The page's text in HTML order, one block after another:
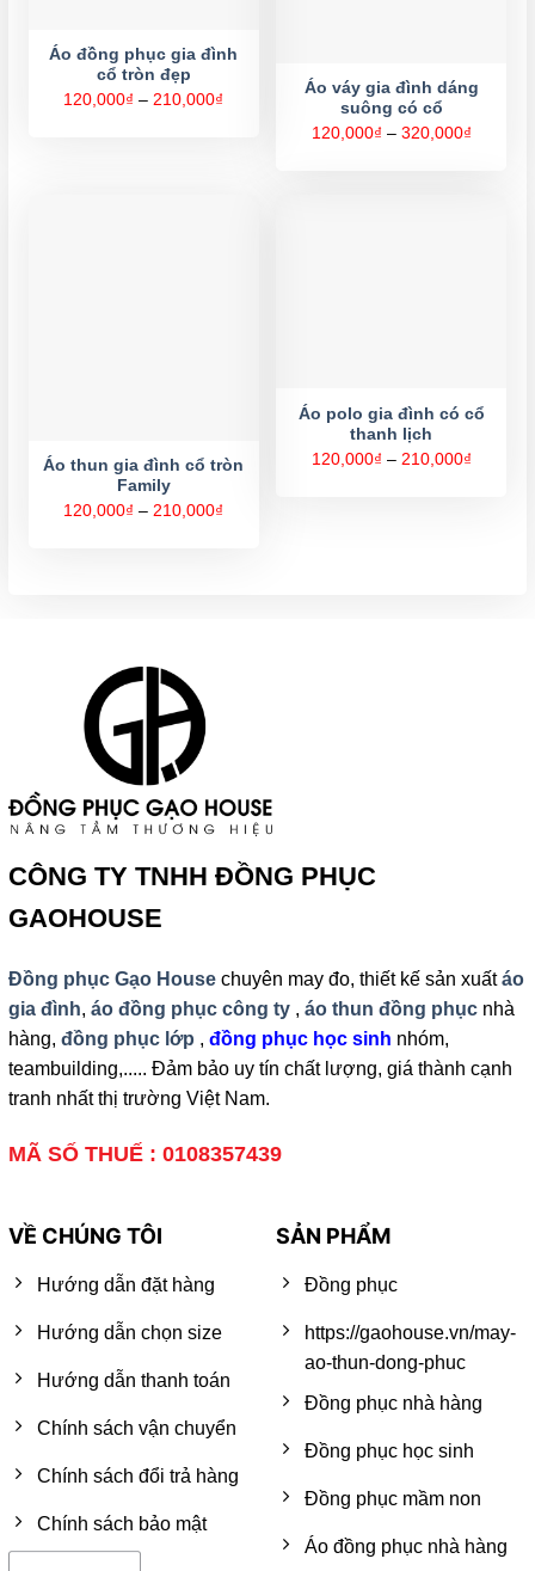
Áo đồng phục gia đình
cổ tròn đẹp
120,000₫ – 210,000₫
Áo váy gia đình dáng
suông có cổ
120,000₫ – 320,000₫Khoảng
Áo thun gia đình cổ tròn
Family
120,000₫ – 210,000₫
Áo polo gia đình có cổ
thanh lịch
120,000₫ – 210,000₫Khoảng
CÔNG TY TNHH ĐỒNG PHỤC
GAOHOUSE
Đồng phục Gạo Housechuyên may đo, thiết kế sản xuấtáo
gia đình, áo đồng phục công ty, áo thun đồng phụcnhà
hàng, đồng phục lớp , đồng phục học sinh nhóm,
teambuilding,..... Đảm bảo uy tín chất lượng, giá thành cạnh
tranh nhất thị trường Việt Nam.
MÃ SỐ THUẾ : 0108357439
VỀ CHÚNG TÔI
Hướng dẫn đặt hàng
Hướng dẫn chọn size
Hướng dẫn thanh toán
Chính sách vận chuyển
Chính sách đổi trả hàng
Chính sách bảo mật
SẢN PHẨM
Đồng phục
https://gaohouse.vn/may-
ao-thun-dong-phuc
Đồng phục nhà hàng
Đồng phục học sinh
Đồng phục mầm non
Áo đồng phục nhà hàng